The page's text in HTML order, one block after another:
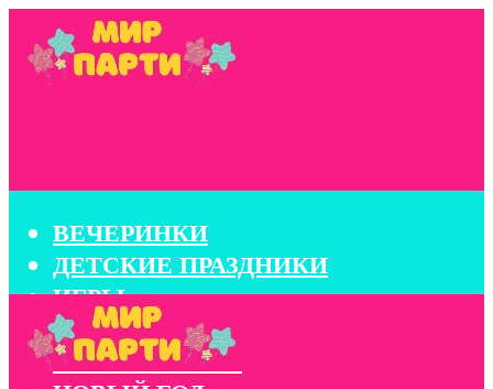
ВЕЧЕРИНКИ
ДЕТСКИЕ ПРАЗДНИКИ
ИГРЫ
КОНКУРСЫ
КОРПОРАТИВЫ